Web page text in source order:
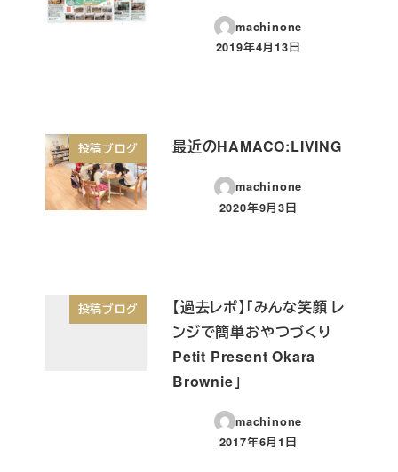
machinone
投稿日
2019年4月13日
投稿ブログ 最近のHAMACO:LIVING
machinone
投稿日
2020年9月3日
投稿ブログ
【過去レポ】「みんな笑顔 レ
ンジで簡単おやつづくり
Petit Present Okara
Brownie」
machinone
投稿日
2017年6月1日